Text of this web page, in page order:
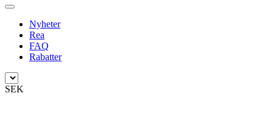
Nyheter
Rea
FAQ
Rabatter
SEK